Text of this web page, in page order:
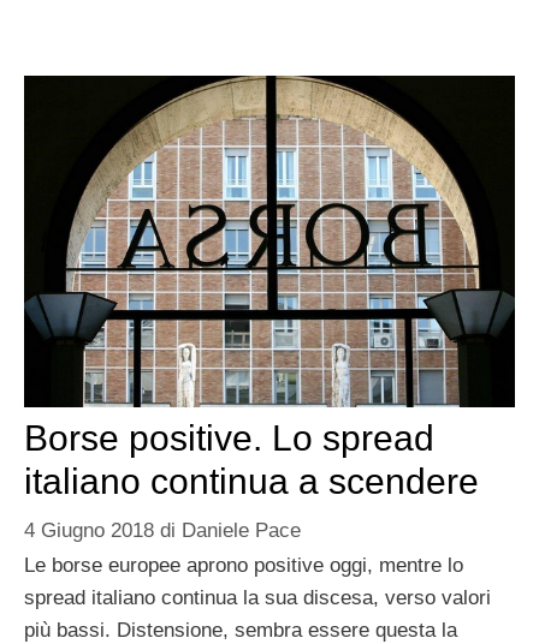
Borse positive. Lo spread
italiano continua a scendere
4 Giugno 2018 di Daniele Pace
Le borse europee aprono positive oggi, mentre lo
spread italiano continua la sua discesa, verso valori
più bassi. Distensione, sembra essere questa la